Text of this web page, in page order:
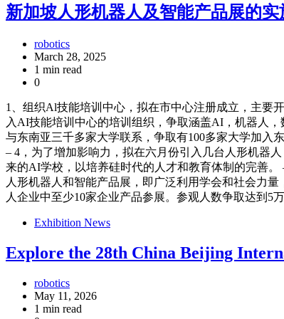
新加坡人形机器人及智能产品展的
robotics
March 28, 2025
1 min read
0
1、组织Al技能培训中心，拟在市中心注册成立，主要
入AI技能培训中心的培训组织，争取涵盖AI，机器人
与东南亚三千多家大学联系，争取有100多家大学加入
– 4，为了增加影响力，拟在六月份引入几台人形机器
来的AI学校，以培养硅时代的人才和教育体制的完善
人形机器人和智能产品展，即广泛利用学会和社会力
人企业中至少10家企业产品参展。参观人数争取达到5
Exhibition News
Explore the 28th China Beijing
robotics
May 11, 2026
1 min read